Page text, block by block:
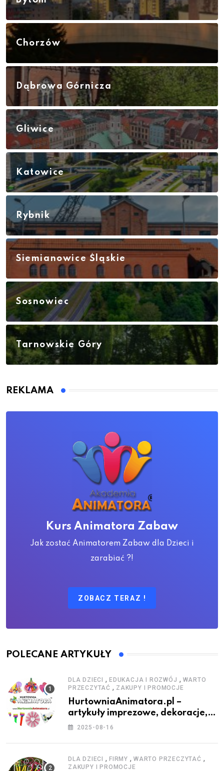
Chorzów
Dąbrowa Górnicza
Gliwice
Katowice
Rybnik
Siemianowice Śląskie
Sosnowiec
Tarnowskie Góry
REKLAMA
Kurs Animatora Zabaw
Jak zostać Animatorem Zabaw dla Dzieci i
zarabiać ?!
ZOBACZ TERAZ !
POLECANE ARTYKUŁY
DLA DZIECI , EDUKACJA I ROZWÓJ , WARTO
PRZECZYTAĆ , ZAKUPY I PROMOCJE
HurtowniaAnimatora.pl –
artykuły imprezowe, dekoracje,
stroje i akcesoria dla animatorów
2025-08-16
DLA DZIECI , FIRMY , WARTO PRZECZYTAĆ ,
ZAKUPY I PROMOCJE